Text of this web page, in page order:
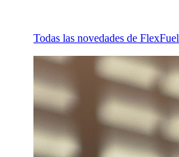
Todas las novedades de FlexFuel